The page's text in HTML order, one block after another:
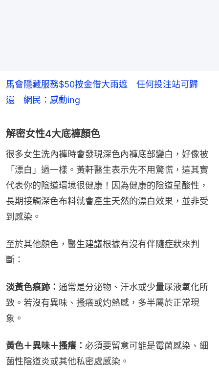
馬會隱藏服務$50按金借大雨遮 任何投注站可歸
還 網民：感動ing
解密女性4大底褲顏色
很多女生洗內褲時會發現深色內褲底部變白，好像被
「漂白」過一樣。黃軒醫生表示先不用驚慌，這其實
代表你的陰道環境很健康！因為健康的陰道呈酸性，
長期接觸深色布料就會產生天然的漂白效果，並非受
到感染。
至於其他顏色，醫生建議根據有沒有伴隨症狀來判
斷：
淡黃色痕跡： 通常是分泌物、汗水或少量尿液氧化所
致。若沒有異味、搔癢或灼熱感，多半屬於正常現
象。
黃色＋異味＋搔癢： 必須要留意可能是霉菌感染、細
菌性陰道炎或其他私密處感染。